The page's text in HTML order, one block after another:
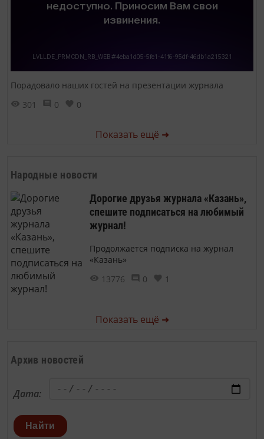
Порадовало наших гостей на презентации журнала
301
0 0
Показать ещё ➜
Народные новости
Дорогие друзья журнала «Казань»,
спешите подписаться на любимый
журнал!
Продолжается подписка на журнал
«Казань»
13776
0 1
Показать ещё ➜
Архив новостей
Дата:
Найти